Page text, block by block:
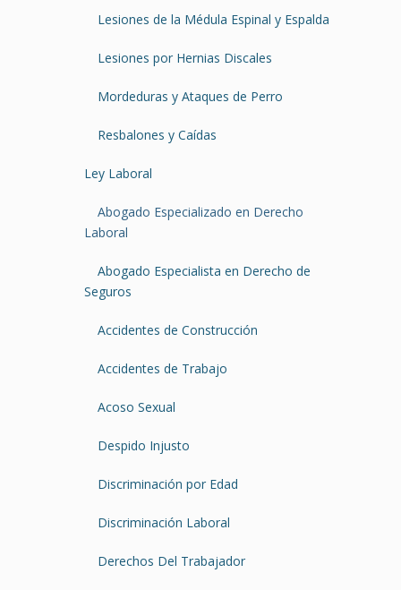
Lesiones de la Médula Espinal y Espalda
Lesiones por Hernias Discales
Mordeduras y Ataques de Perro
Resbalones y Caídas
Ley Laboral
Abogado Especializado en Derecho
Laboral
Abogado Especialista en Derecho de
Seguros
Accidentes de Construcción
Accidentes de Trabajo
Acoso Sexual
Despido Injusto
Discriminación por Edad
Discriminación Laboral
Derechos Del Trabajador